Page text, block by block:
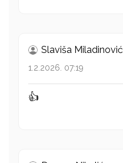
Slaviša Miladinović
1.2.2026. 07:19
👍